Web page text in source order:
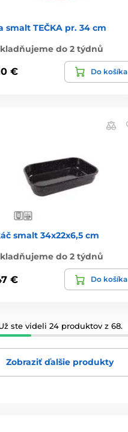
smalt TEČKA pr. 34 cm
do 2 týdnů
€ Do košíka
smalt 34x22x6,5 cm
do 2 týdnů
€ Do košíka
ste videli 24 produktov z 68.
Zobraziť ďalšie produkty